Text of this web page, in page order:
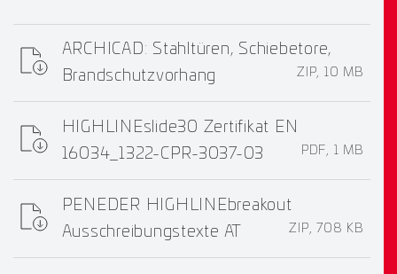
ARCHICAD: Stahltüren, Schiebetore,
Brandschutzvorhang
ZIP, 10 MB
HIGHLINEslide30 Zertifikat EN
16034_1322-CPR-3037-03
PDF, 1 MB
PENEDER HIGHLINEbreakout
Ausschreibungstexte AT
ZIP, 708 KB